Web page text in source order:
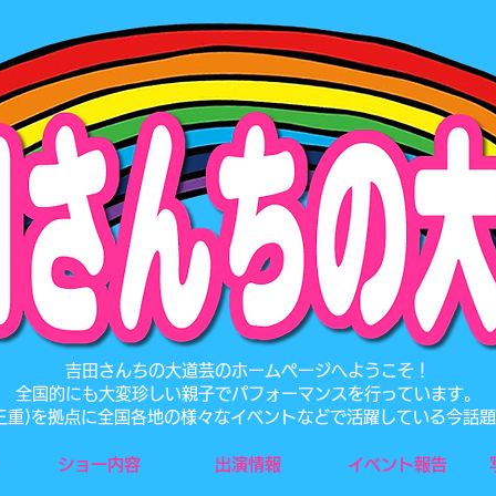
​吉田さんちの大道芸のホームページへようこそ！
全国的にも大変珍しい親子でパフォーマンスを行っています。
重)を拠点に全国各地の様々なイベントなどで活躍している今話題
ショー内容 出演情報 イベント報告